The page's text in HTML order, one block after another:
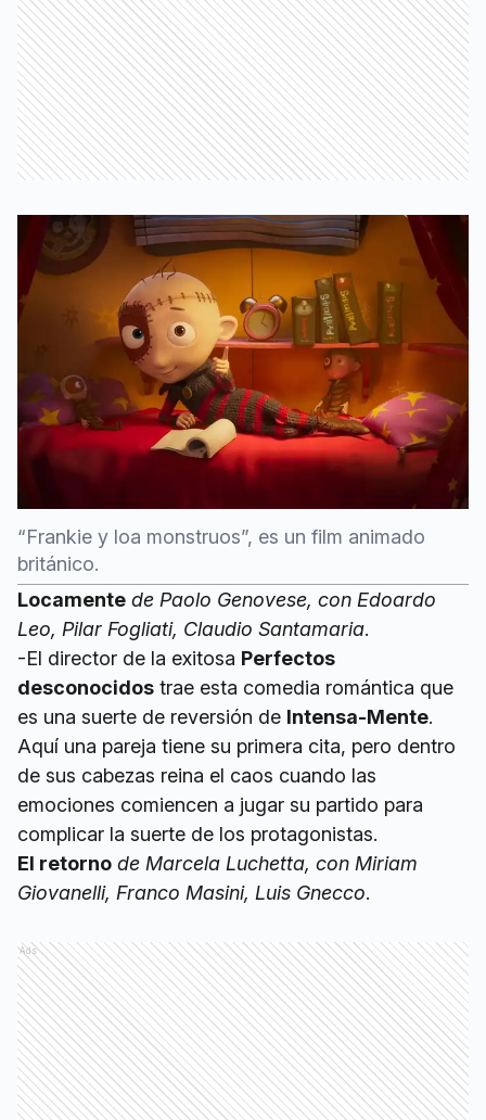
“Frankie y loa monstruos”, es un film animado
británico.
Locamente de Paolo Genovese, con Edoardo
Leo, Pilar Fogliati, Claudio Santamaria.
-El director de la exitosa Perfectos
desconocidos trae esta comedia romántica que
es una suerte de reversión de Intensa-Mente.
Aquí una pareja tiene su primera cita, pero dentro
de sus cabezas reina el caos cuando las
emociones comiencen a jugar su partido para
complicar la suerte de los protagonistas.
El retorno de Marcela Luchetta, con Miriam
Giovanelli, Franco Masini, Luis Gnecco.
Ads